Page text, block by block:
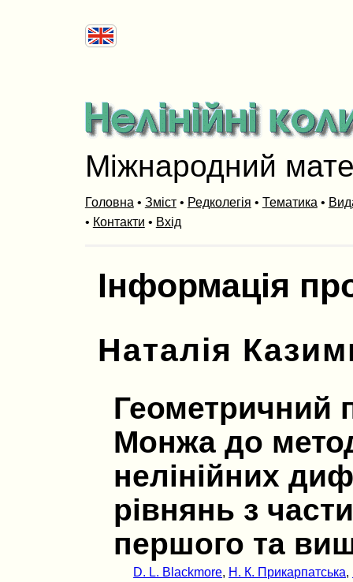
Міжнародний
Головна • Зміст• Редколегія • Тематика •
• Контакти • Вхід
Інформація
Наталія
Геометричний
Монжа до
нелінійних
рівнянь з
першого та
D. L. Blackmore, Н. К. Прикарпатська,